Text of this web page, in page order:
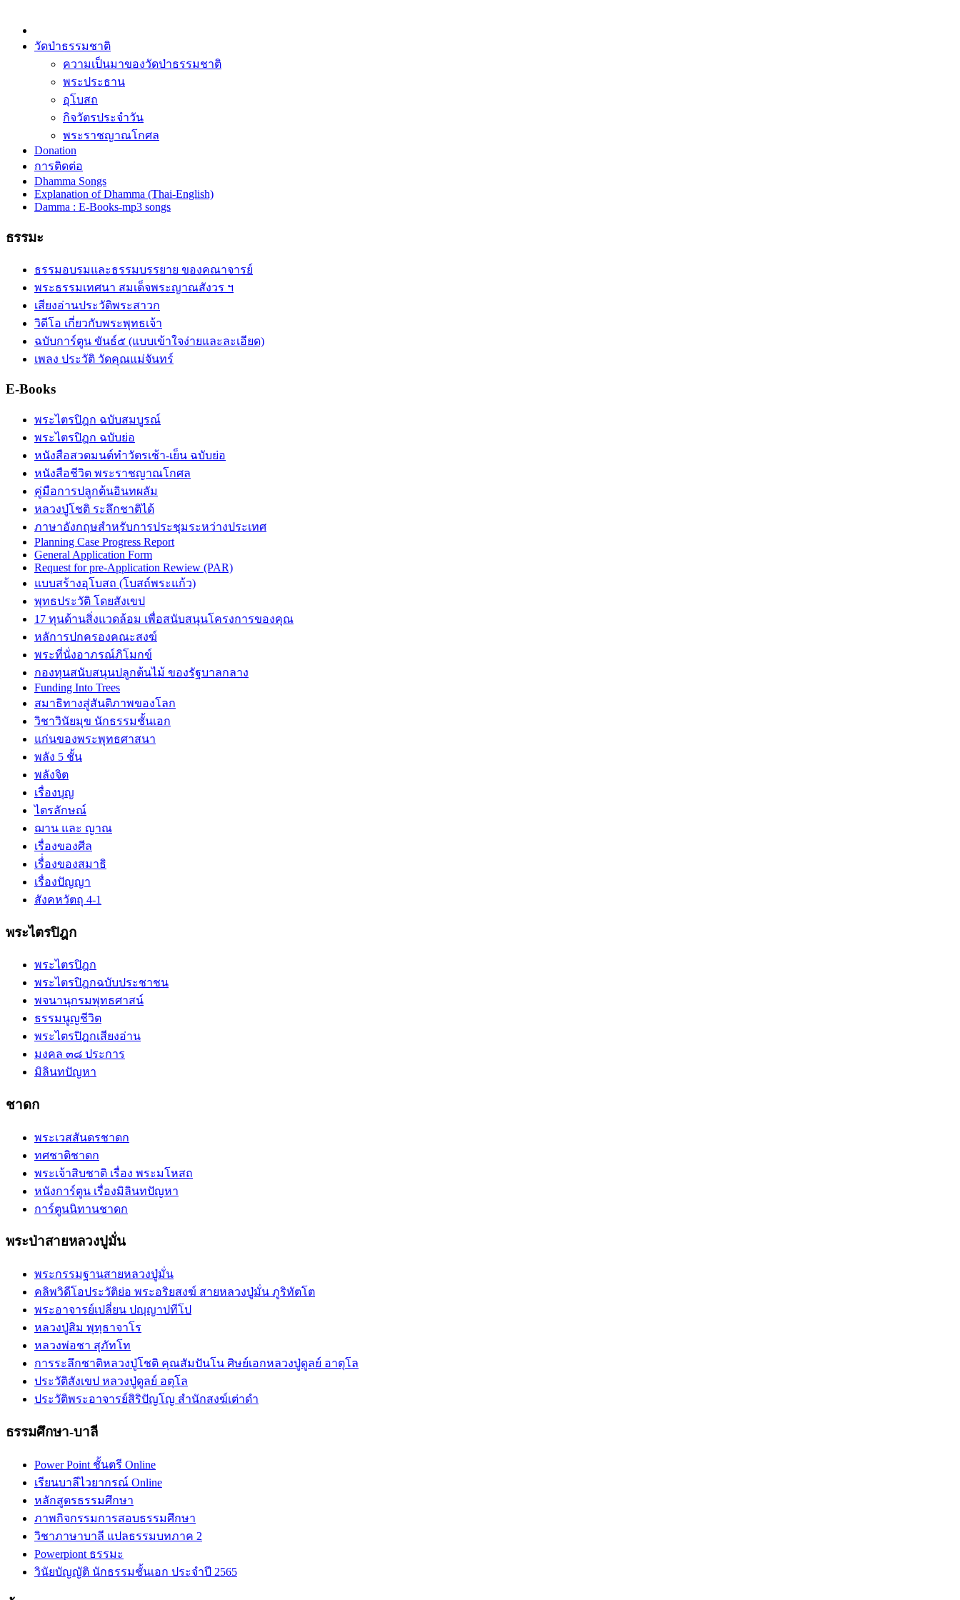
วัดป่าธรรมชาติ
ความเป็นมาของวัดป่าธรรมชาติ
พระประธาน
อุโบสถ
กิจวัตรประจำวัน
พระราชญาณโกศล
Donation
การติดต่อ
Dhamma Songs
Explanation of Dhamma (Thai-English)
Damma : E-Books-mp3 songs
ธรรมะ
ธรรมอบรมและธรรมบรรยาย ของคณาจารย์
พระธรรมเทศนา สมเด็จพระญาณสังวร ฯ
เสียงอ่านประวัติพระสาวก
วิดีโอ เกี่ยวกับพระพุทธเจ้า
ฉบับการ์ตูน ขันธ์๕ (แบบเข้าใจง่ายและละเอียด)
เพลง ประวัติ วัดคุณแม่จันทร์
E-Books
พระไตรปิฎก ฉบับสมบูรณ์
พระไตรปิฎก ฉบับย่อ
หนังสือสวดมนต์ทำวัตรเช้า-เย็น ฉบับย่อ
หนังสือชีวิต พระราชญาณโกศล
คู่มือการปลูกต้นอินทผลัม
หลวงปู่โชติ ระลึกชาติได้
ภาษาอังกฤษสำหรับการประชุมระหว่างประเทศ
Planning Case Progress Report
General Application Form
Request for pre-Application Rewiew (PAR)
แบบสร้างอุโบสถ (โบสถ์พระแก้ว)
พุทธประวัติ โดยสังเขป
17 ทุนด้านสิ่งแวดล้อม เพื่อสนับสนุนโครงการของคุณ
หลัการปกครองคณะสงฆ์
พระที่นั่งอาภรณ์ภิโมกข์
กองทุนสนับสนุนปลูกต้นไม้ ของรัฐบาลกลาง
Funding Into Trees
สมาธิทางสู่สันติภาพของโลก
วิชาวินัยมุข นักธรรมชั้นเอก
แก่นของพระพุทธศาสนา
พลัง 5 ชั้น
พลังจิต
เรื่องบุญ
ไตรลักษณ์
ฌาน และ ญาณ
เรื่องของศีล
เรื่่องของสมาธิ
เรื่องปัญญา
สังคหวัตถุ 4-1
พระไตรปิฎก
พระไตรปิฎก
พระไตรปิฎกฉบับประชาชน
พจนานุกรมพุทธศาสน์
ธรรมนูญชีวิต
พระไตรปิฎกเสียงอ่าน
มงคล ๓๘ ประการ
มิลินทปัญหา
ชาดก
พระเวสสันดรชาดก
ทศชาติชาดก
พระเจ้าสิบชาติ เรื่อง พระมโหสถ
หนังการ์ตูน เรื่องมิลินทปัญหา
การ์ตูนนิทานชาดก
พระป่าสายหลวงปูมั่น
พระกรรมฐานสายหลวงปู่มั่น
คลิพวิดีโอประวัติย่อ พระอริยสงฆ์ สายหลวงปู่มั่น ภูริทัตโต
พระอาจารย์เปลี่ยน ปญฺญาปทีโป
หลวงปู่สิม พุทฺธาจาโร
หลวงพ่อชา สุภัทโท
การระลึกชาติหลวงปู่โชติ คุณสัมปันโน ศิษย์เอกหลวงปู่ดูลย์ อาตุโล
ประวัติสังเขป หลวงปู่ดูลย์ อตุโล
ประวัติ​พระ​อาจารย์​สิริ​ปัญโญ​ สำนัก​สงฆ์​เต่าดำ​
ธรรมศึกษา-บาลี
Power Point ชั้นตรี Online
เรียนบาลีไวยากรณ์ Online
หลักสูตรธรรมศึกษา
ภาพกิจกรรมการสอบธรรมศึกษา
วิชาภาษาบาลี แปลธรรมบทภาค 2
Powerpiont ธรรมะ
วินัยบัญญัติ นักธรรมชั้นเอก ประจำปี 2565